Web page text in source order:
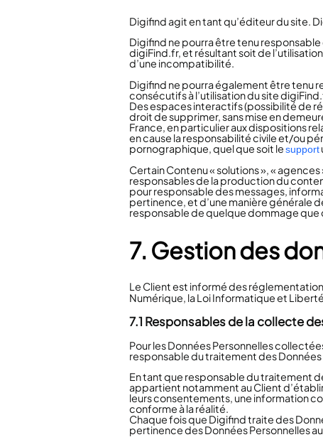
Digifindagit en tant qu’éditeur du site.
Digifind ne pourra être tenu
digiFind.fr, et résultant soit de
d’une incompatibilité.
Digifind ne pourra également être tenu
consécutifs à l’utilisation du site
Des espaces interactifs (possibilité de
droit de supprimer, sans mise en
France, en particulier aux dispositions
en cause la responsabilité civile et/ou
pornographique, quel que soit lesupport
Certain Contenu « solutions », «
responsables de la production du
pour responsable des messages,
pertinence, et d’une manière générale
responsable de quelque dommage que
7. Gestion des
Le Client est informé des
Numérique, la Loi Informatique et
7.1 Responsables de la collecte
Pour les Données Personnelles
responsable du traitement des
En tant que responsable du traitement
appartient notamment au Client
leurs consentements, une information
conforme à la réalité.
Chaque fois que Digifind traite des
pertinence des Données Personnelles